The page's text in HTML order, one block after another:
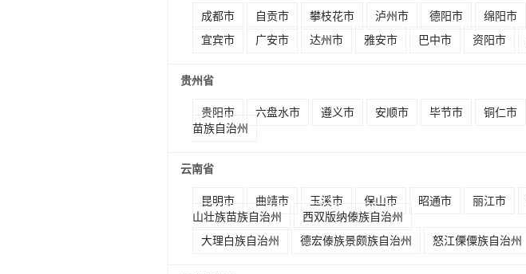
成都市 自贡市 攀枝花市 泸州市 德阳市 绵阳市
宜宾市
广安市 达州市 雅安市 巴中市 资阳市
贵州省
贵阳市 六盘水市 遵义市 安顺市 毕节市 铜仁市
苗族自治州
云南省
昆明市 曲靖市 玉溪市 保山市 昭通市 丽江市
山壮族苗族自治州
西双版纳傣族自治州
大理白族自治州
德宏傣族景颇族自治州 怒江傈僳族自治州